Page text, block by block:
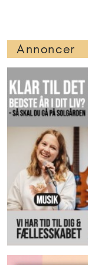
Annoncer